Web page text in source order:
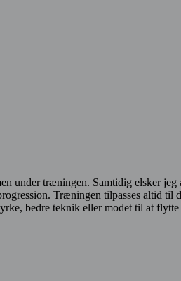
under træningen. Samtidig elsker
Træningen tilpasses altid til
bedre teknik eller modet til at